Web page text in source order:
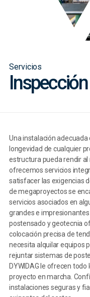
Servicios
Una instalación
longevidad de cualquier
estructura pueda rendir al
ofrecemos servicios
satisfacer las exigencias
de megaproyectos se
servicios asociados en
grandes e
postensado y geotecnia
colocación precisa de
necesita alquilar equipos
rejuntar sistemas de
DYWIDAG le ofrecen
proyecto en marcha.
instalaciones seguras y